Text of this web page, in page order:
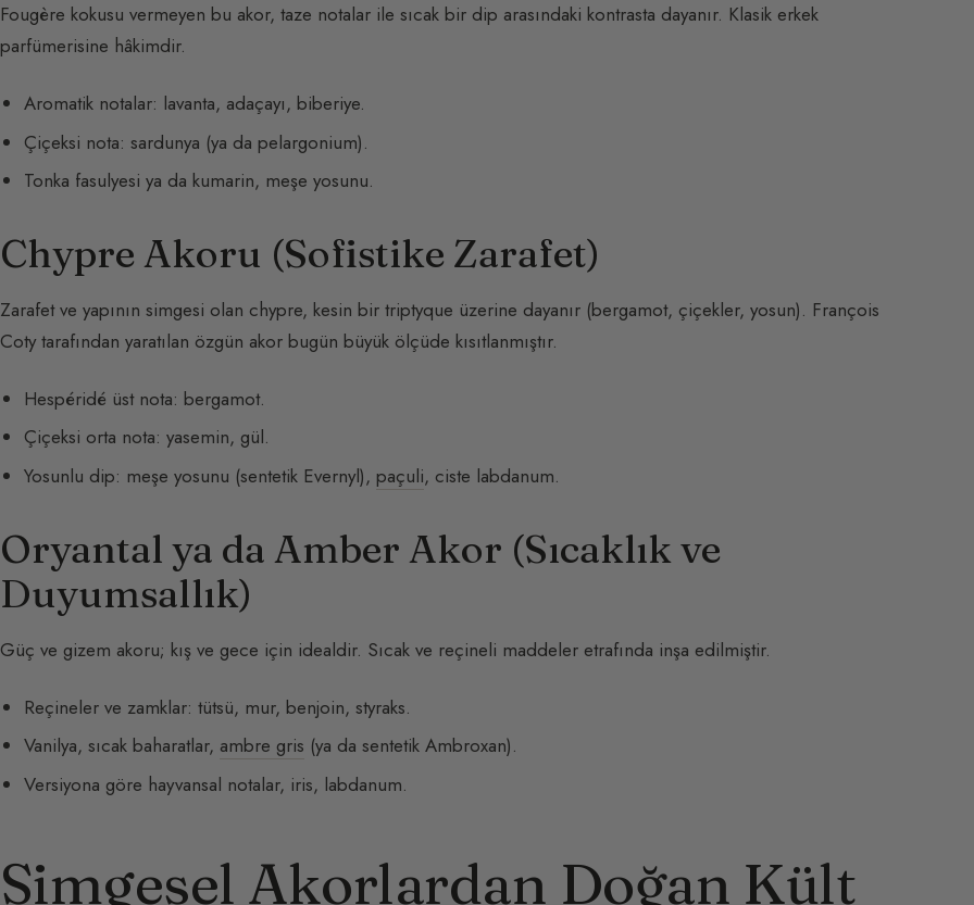
Fougère kokusu vermeyen bu akor, taze notalar ile sıcak bir dip arasındaki kontrasta dayanır. Klasik erkek
parfümerisine hâkimdir.
Aromatik notalar: lavanta, adaçayı, biberiye.
Çiçeksi nota: sardunya (ya da pelargonium).
Tonka fasulyesi ya da kumarin, meşe yosunu.
Chypre Akoru (Sofistike Zarafet)
Zarafet ve yapının simgesi olan chypre, kesin bir triptyque üzerine dayanır (bergamot, çiçekler, yosun). François
Coty tarafından yaratılan özgün akor bugün büyük ölçüde kısıtlanmıştır.
Hespéridé üst nota: bergamot.
Çiçeksi orta nota: yasemin, gül.
Yosunlu dip: meşe yosunu (sentetik Evernyl),paçuli, ciste labdanum.
Oryantal ya da Amber Akor (Sıcaklık ve
Duyumsallık)
Güç ve gizem akoru; kış ve gece için idealdir. Sıcak ve reçineli maddeler etrafında inşa edilmiştir.
Reçineler ve zamklar: tütsü, mur, benjoin, styraks.
Vanilya, sıcak baharatlar, ambre gris (ya da sentetik Ambroxan).
Versiyona göre hayvansal notalar, iris, labdanum.
Simgesel Akorlardan Doğan Kült